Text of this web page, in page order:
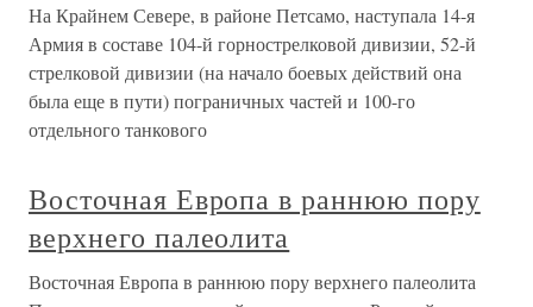
На Крайнем Севере, в районе Петсамо, наступала 14-я
Армия в составе 104-й горнострелковой дивизии, 52-й
стрелковой дивизии (на начало боевых действий она
была еще в пути) пограничных частей и 100-го
отдельного танкового
Восточная Европа в раннюю пору
верхнего палеолита
Восточная Европа в раннюю пору верхнего палеолита